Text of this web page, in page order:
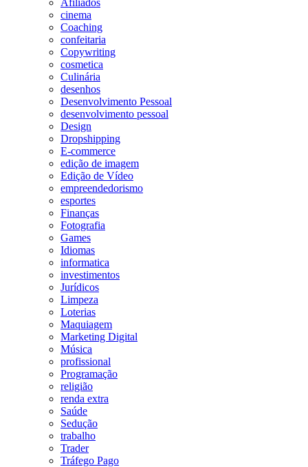
cinema
Coaching
confeitaria
Copywriting
cosmetica
Culinária
desenhos
Desenvolvimento Pessoal
desenvolvimento pessoal
Design
Dropshipping
E-commerce
edição de imagem
Edição de Vídeo
empreendedorismo
esportes
Finanças
Fotografia
Games
Idiomas
informatica
investimentos
Jurídicos
Limpeza
Loterias
Maquiagem
Marketing Digital
Música
profissional
Programação
religião
renda extra
Saúde
Sedução
trabalho
Trader
Tráfego Pago